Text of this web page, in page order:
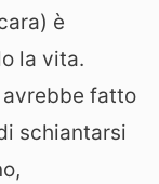
è
la vita.
fatto
schiantarsi